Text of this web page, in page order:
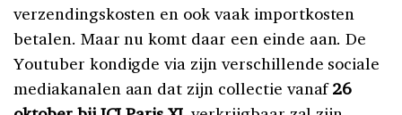
verzendingskosten en ook vaak importkosten
betalen. Maar nu komt daar een einde aan. De
Youtuber kondigde via zijn verschillende sociale
mediakanalen aan dat zijn collectie vanaf26